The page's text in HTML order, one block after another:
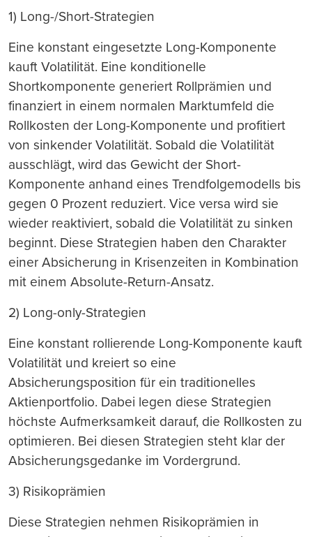
1) Long-/Short-Strategien
Eine konstant eingesetzte Long-Komponente
kauft Volatilität. Eine konditionelle
Shortkomponente generiert Rollprämien und
finanziert in einem normalen Marktumfeld die
Rollkosten der Long-Komponente und profitiert
von sinkender Volatilität. Sobald die Volatilität
ausschlägt, wird das Gewicht der Short-
Komponente anhand eines Trendfolgemodells bis
gegen 0 Prozent reduziert. Vice versa wird sie
wieder reaktiviert, sobald die Volatilität zu sinken
beginnt. Diese Strategien haben den Charakter
einer Absicherung in Krisenzeiten in Kombination
mit einem Absolute-Return-Ansatz.
2) Long-only-Strategien
Eine konstant rollierende Long-Komponente kauft
Volatilität und kreiert so eine
Absicherungsposition für ein traditionelles
Aktienportfolio. Dabei legen diese Strategien
höchste Aufmerksamkeit darauf, die Rollkosten zu
optimieren. Bei diesen Strategien steht klar der
Absicherungsgedanke im Vordergrund.
3) Risikoprämien
Diese Strategien nehmen Risikoprämien in